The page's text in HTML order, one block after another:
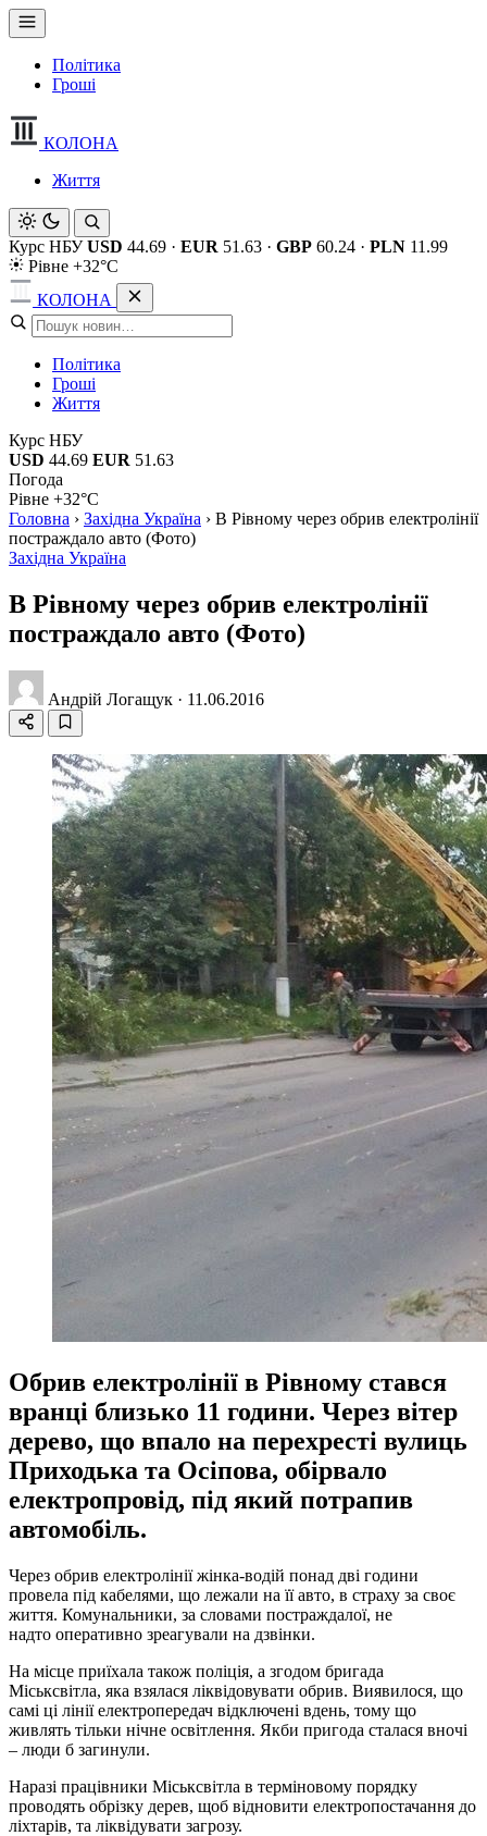
Політика
Гроші
КОЛОНА
Життя
Курс НБУ USD 44.69 · EUR 51.63 · GBP 60.24 · PLN 11.99
Рівне +32°C
КОЛОНА
Політика
Гроші
Життя
Курс НБУ
USD 44.69 EUR 51.63
Погода
Рівне +32°C
Головна › Західна Україна › В Рівному через обрив електролінії
постраждало авто (Фото)
Західна Україна
В Рівному через обрив електролінії
постраждало авто (Фото)
Андрій Логащук · 11.06.2016
Обрив електролінії в Рівному стався
вранці близько 11 години. Через вітер
дерево, що впало на перехресті вулиць
Приходька та Осіпова, обірвало
електропровід, під який потрапив
автомобіль.
Через обрив електролінії жінка-водій понад дві години
провела під кабелями, що лежали на її авто, в страху за своє
життя. Комунальники, за словами постраждалої, не
надто оперативно зреагували на дзвінки.
На місце приїхала також поліція, а згодом бригада
Міськсвітла, яка взялася ліквідовувати обрив. Виявилося, що
самі ці лінії електропередач відключені вдень, тому що
живлять тільки нічне освітлення. Якби пригода сталася вночі
– люди б загинули.
Наразі працівники Міськсвітла в терміновому порядку
проводять обрізку дерев, щоб відновити електропостачання до
ліхтарів, та ліквідувати загрозу.